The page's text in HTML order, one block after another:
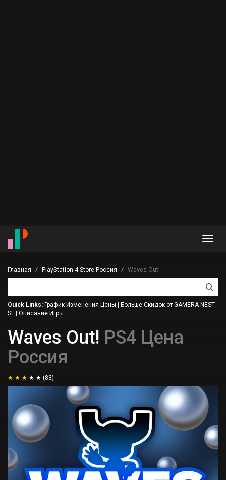
Главная PlayStation 4 Store Россия Waves Out!
Quick Links: График Изменения Цены
Больше Скидок от GAMERA NEST
SL
Описание Игры
Waves Out! PS4 Цена
Россия
(83)